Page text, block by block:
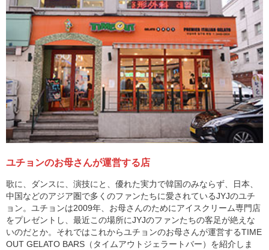
ユチョンのお母さんが運営する店
歌に、ダンスに、演技にと、優れた実力で韓国のみならず、日本、
中国などのアジア圏で多くのファンたちに愛されているJYJのユチ
ョン。ユチョンは2009年、お母さんのためにアイスクリーム専門店
をプレゼントし、最近この場所にJYJのファンたちの客足が絶えな
いのだとか。それではこれからユチョンのお母さんが運営するTIME
OUT GELATO BARS（タイムアウトジェラートバー）を紹介しま